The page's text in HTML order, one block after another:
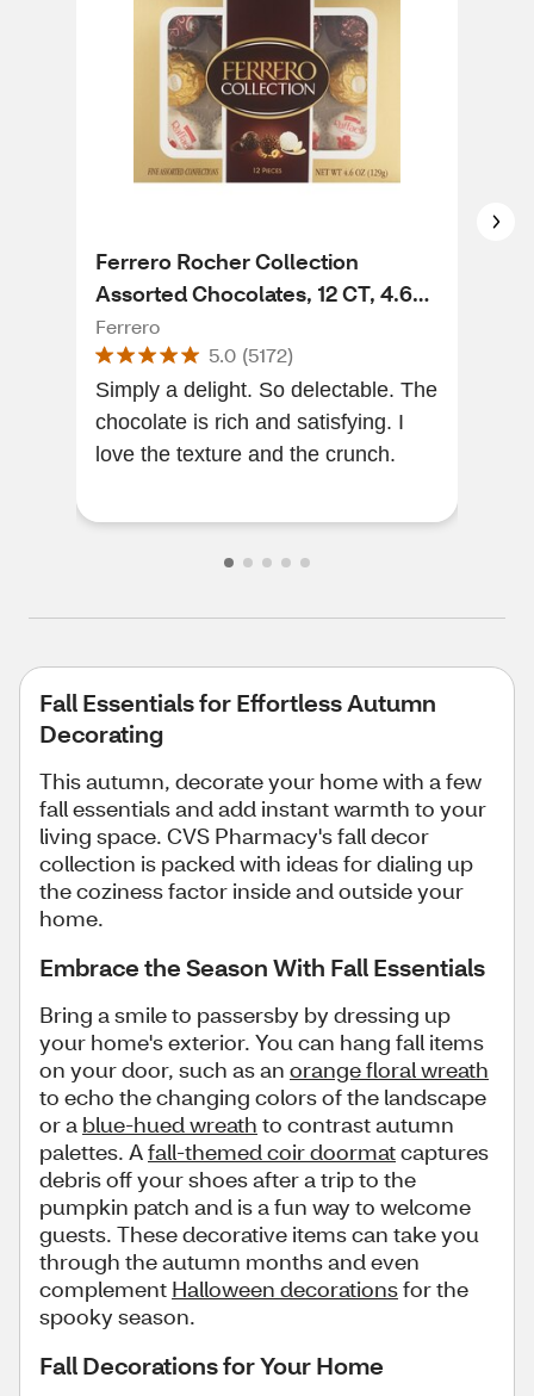
Ferrero Rocher Collection
Assorted Chocolates, 12 CT, 4.6
OZ
Ferrero
5.0 (5172)
Simply a delight. So delectable. The
chocolate is rich and satisfying. I
love the texture and the crunch.
Fall Essentials for Effortless Autumn
Decorating
This autumn, decorate your home with a few
fall essentials and add instant warmth to your
living space. CVS Pharmacy's fall decor
collection is packed with ideas for dialing up
the coziness factor inside and outside your
home.
Embrace the Season With Fall Essentials
Bring a smile to passersby by dressing up
your home's exterior. You can hang fall items
on your door, such as an orange floral wreath
to echo the changing colors of the landscape
or a blue-hued wreath to contrast autumn
palettes. Afall-themed coir doormatcaptures
debris off your shoes after a trip to the
pumpkin patch and is a fun way to welcome
guests. These decorative items can take you
through the autumn months and even
complement Halloween decorationsfor the
spooky season.
Fall Decorations for Your Home